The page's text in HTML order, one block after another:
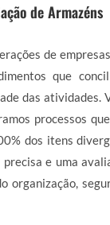
de Armazéns
de
que
das atividades.
processos
dos itens
e uma
organização,